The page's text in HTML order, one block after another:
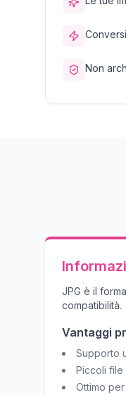
Non
JPG è il
compatibilità.
Vantaggi
Supporto
Piccoli file
Ottimo